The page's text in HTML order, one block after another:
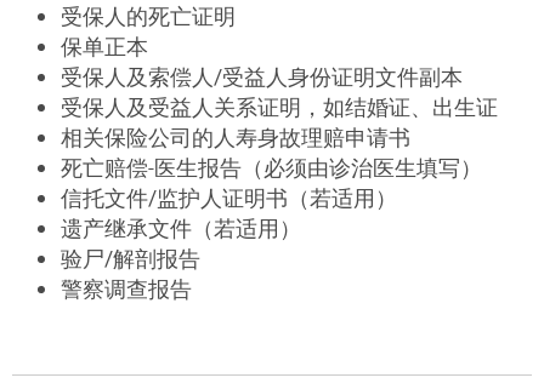
受保人的死亡证明
保单正本
受保人及索偿人/受益人身份证明文件副本
受保人及受益人关系证明，如结婚证、出生证
相关保险公司的人寿身故理赔申请书
死亡赔偿-医生报告（必须由诊治医生填写）
信托文件/监护人证明书（若适用）
遗产继承文件（若适用）
验尸/解剖报告
警察调查报告